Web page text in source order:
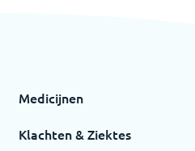
Medicijnen
Klachten & Ziektes